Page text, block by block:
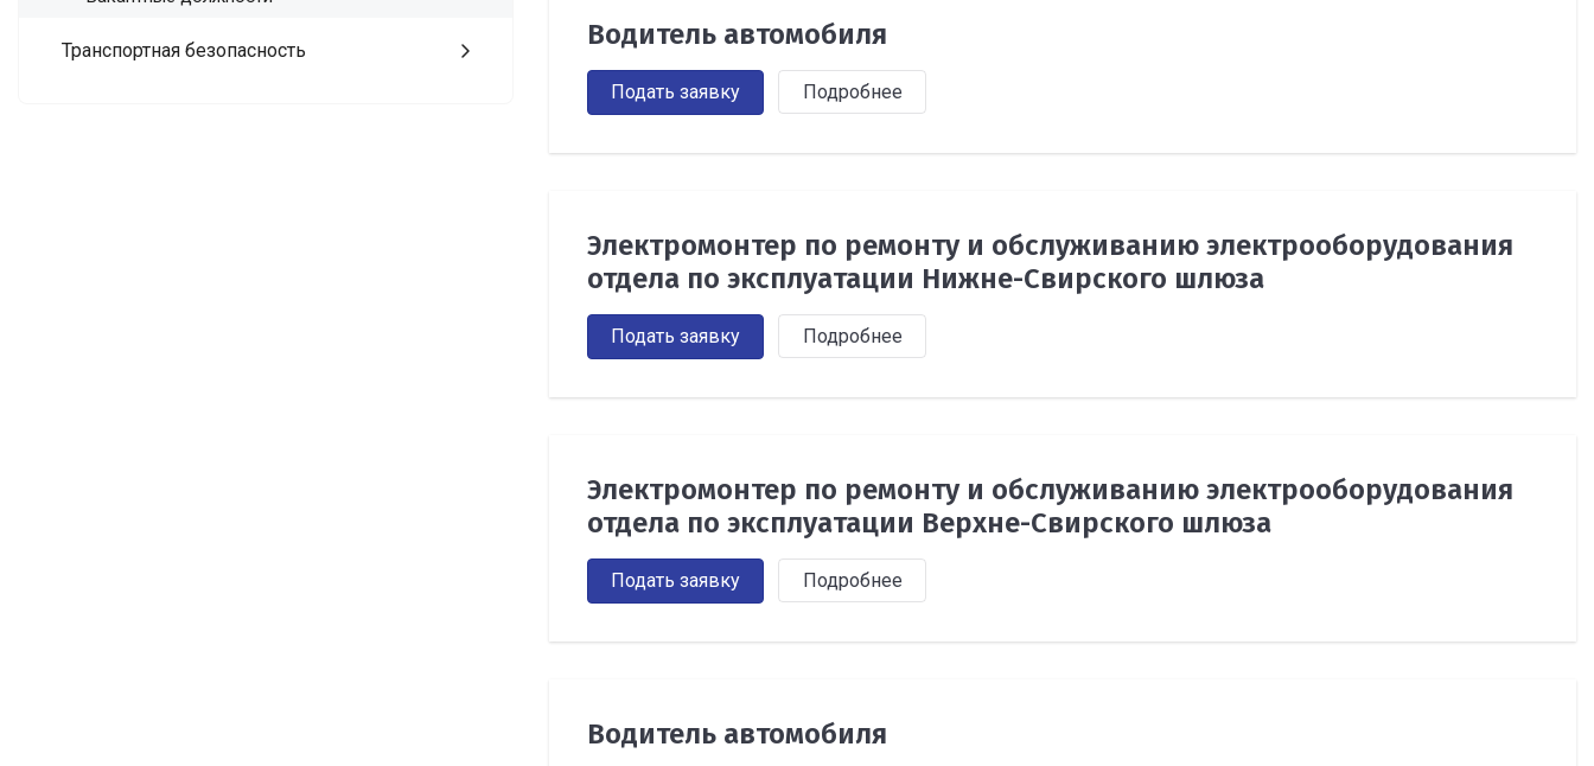
Транспортная безопасность Водитель автомобиля
Подать заявку Подробнее
Электромонтер по ремонту и обслуживанию электрооборудования
отдела по эксплуатации Нижне-Свирского шлюза
Подать заявку Подробнее
Электромонтер по ремонту и обслуживанию электрооборудования
отдела по эксплуатации Верхне-Свирского шлюза
Подать заявку Подробнее
Водитель автомобиля